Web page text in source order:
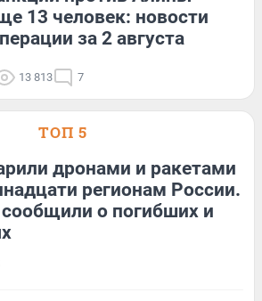
13 человек: новости
за 2 августа
13 813 7
ТОП 5
дронами и ракетами
регионам России.
сообщили о погибших и